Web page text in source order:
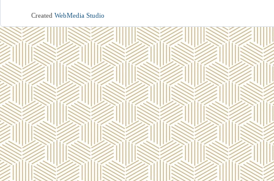
Created WebMedia Studio